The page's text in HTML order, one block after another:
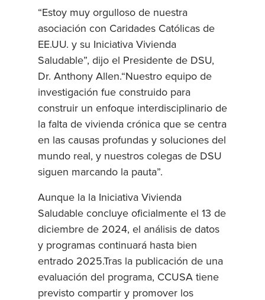
“Estoy muy orgulloso de nuestra
asociación con Caridades Católicas de
EE.UU. y su Iniciativa Vivienda
Saludable”, dijo el Presidente de DSU,
Dr. Anthony Allen.“Nuestro equipo de
investigación fue construido para
construir un enfoque interdisciplinario de
la falta de vivienda crónica que se centra
en las causas profundas y soluciones del
mundo real, y nuestros colegas de DSU
siguen marcando la pauta”.
Aunque la la Iniciativa Vivienda
Saludable concluye oficialmente el 13 de
diciembre de 2024, el análisis de datos
y programas continuará hasta bien
entrado 2025.Tras la publicación de una
evaluación del programa, CCUSA tiene
previsto compartir y promover los